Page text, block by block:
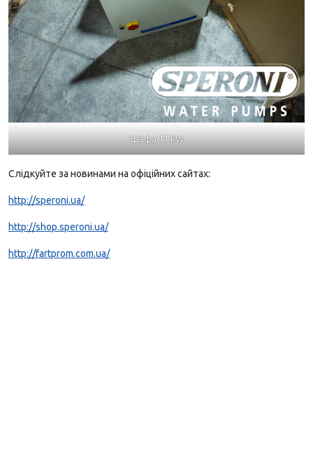
Шафа 11 kW
Слідкуйте за новинами на офіційних сайтах:
http://speroni.ua/
http://shop.speroni.ua/
http://fartprom.com.ua/